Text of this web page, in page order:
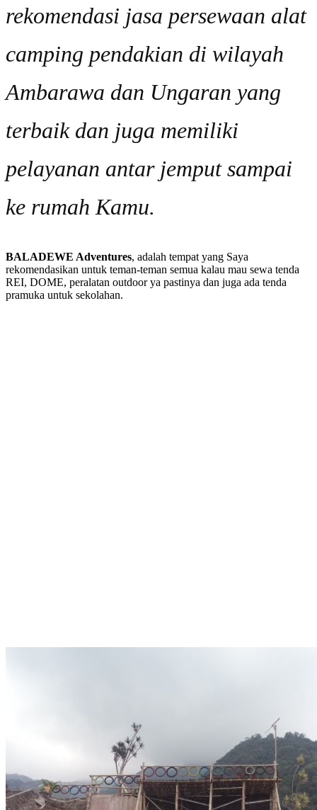
rekomendasi jasa persewaan alat
camping pendakian di wilayah
Ambarawa dan Ungaran yang
terbaik dan juga memiliki
pelayanan antar jemput sampai
ke rumah Kamu.
BALADEWE Adventures, adalah tempat yang Saya
rekomendasikan untuk teman-teman semua kalau mau sewa tenda
REI, DOME, peralatan outdoor ya pastinya dan juga ada tenda
pramuka untuk sekolahan.